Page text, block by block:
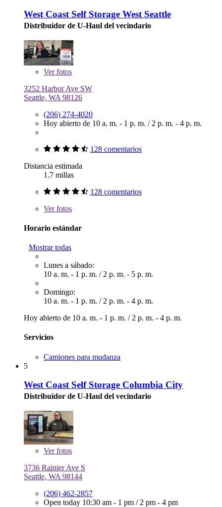
West Coast Self Storage West Seattle
Distribuidor de U-Haul del vecindario
Verfotos
3252 Harbor Ave SW
Seattle, WA 98126
(206) 274-4020
Hoy abierto de 10 a. m. - 1 p. m. / 2 p. m. - 4 p. m.
128 comentarios
Distancia estimada
1.7 millas
128 comentarios
Verfotos
Horario estándar
Mostrar todas
Lunes a sábado:
10 a. m. - 1 p. m. / 2 p. m. - 5 p. m.
Domingo:
10 a. m. - 1 p. m. / 2 p. m. - 4 p. m.
Hoy abierto de 10 a. m. - 1 p. m. / 2 p. m. - 4 p. m.
Servicios
Camiones para mudanza
5
West Coast Self Storage Columbia City
Distribuidor de U-Haul del vecindario
Verfotos
3736 Rainier Ave S
Seattle, WA 98144
(206) 462-2857
Open today 10:30 am - 1 pm / 2 pm - 4 pm